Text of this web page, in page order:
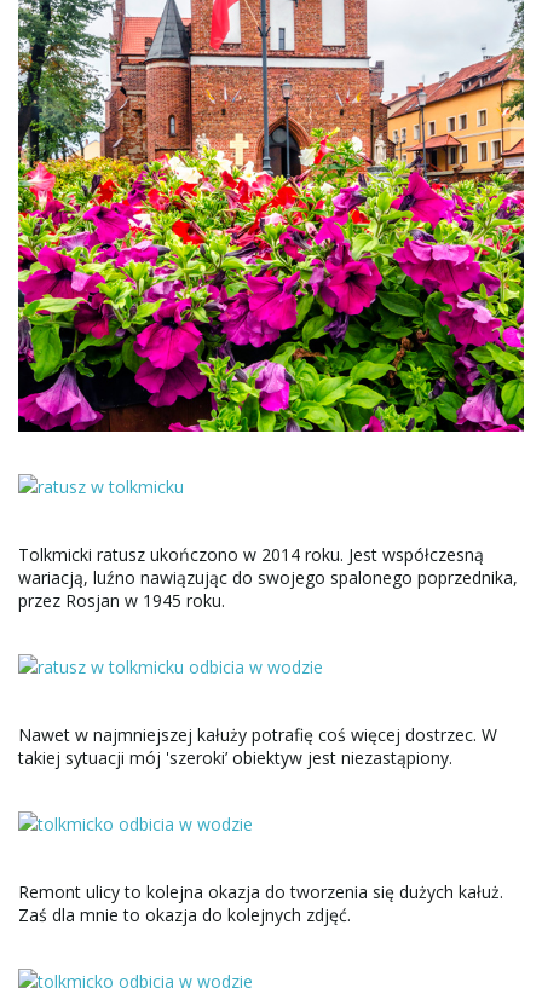
Tolkmicki ratusz ukończono w 2014 roku. Jest współczesną
wariacją, luźno nawiązując do swojego spalonego poprzednika,
przez Rosjan w 1945 roku.
Nawet w najmniejszej kałuży potrafię coś więcej dostrzec. W
takiej sytuacji mój 'szeroki’ obiektyw jest niezastąpiony.
Remont ulicy to kolejna okazja do tworzenia się dużych kałuż.
Zaś dla mnie to okazja do kolejnych zdjęć.